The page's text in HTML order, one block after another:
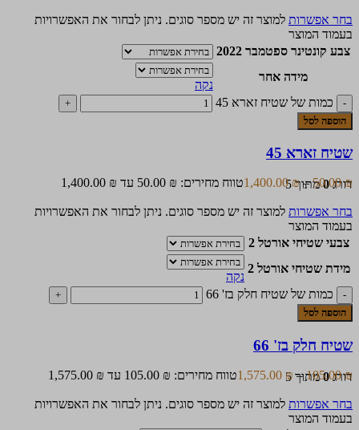
בחר אפשרות למוצר זה יש מספר סוגים. ניתן לבחור את האפשרויות
בעמוד המוצר
צבע קונטינר ספטמבר 2022
מידה אחר
נקה
כמות של שטיח זארא 45
הוספה לסל
שטיח זארא 45
דורג0מתוך 550.00₪
–
1,400.00₪ טווח מחירים: ⁦50.00 ₪⁩ עד ⁦1,400.00 ₪⁩
בחר אפשרות למוצר זה יש מספר סוגים. ניתן לבחור את האפשרויות
בעמוד המוצר
צבעי שטיחי אורטל 2
מידת שטיחי אורטל 2
נקה
כמות של שטיח חלק בז' 66
הוספה לסל
שטיח חלק בז' 66
דורג0מתוך 5105.00₪
–
1,575.00 ₪ טווח מחירים: ⁦105.00 ₪⁩ עד ⁦1,575.00 ₪⁩
בחר אפשרות למוצר זה יש מספר סוגים. ניתן לבחור את האפשרויות
בעמוד המוצר